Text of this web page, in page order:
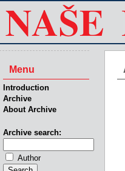
Menu
Introduction
Archive
About Archive
Archive search:
Author